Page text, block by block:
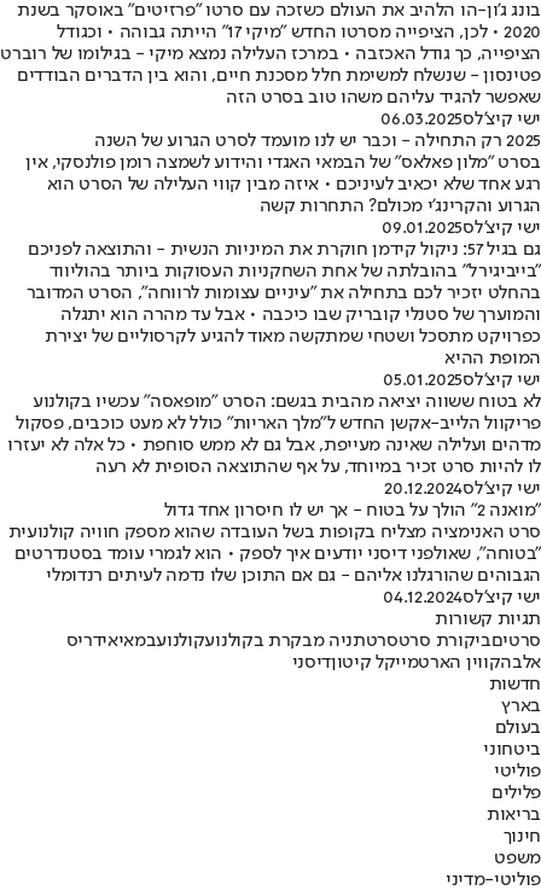
בונג ג'ון-הו הלהיב את העולם כשזכה עם סרטו "פרזיטים" באוסקר בשנת
2020 • לכן, הציפייה מסרטו החדש "מיקי 17" הייתה גבוהה • וכגודל
הציפייה, כך גודל האכזבה • במרכז העלילה נמצא מיקי - בגילומו של רוברט
פטינסון - שנשלח למשימת חלל מסכנת חיים, והוא בין הדברים הבודדים
שאפשר להגיד עליהם משהו טוב בסרט הזה
ישי קיצ'לס06.03.2025
2025 רק התחילה - וכבר יש לנו מועמד לסרט הגרוע של השנה
בסרט "מלון פאלאס" של הבמאי האגדי והידוע לשמצה רומן פולנסקי, אין
רגע אחד שלא יכאיב לעיניכם • איזה מבין קווי העלילה של הסרט הוא
הגרוע והקרינג'י מכולם? התחרות קשה
ישי קיצ'לס09.01.2025
גם בגיל 57: ניקול קידמן חוקרת את המיניות הנשית - והתוצאה לפניכם
"בייביגירל" בהובלתה של אחת השחקניות העסוקות ביותר בהוליווד
בהחלט יזכיר לכם בתחילה את "עיניים עצומות לרווחה", הסרט המדובר
והמוערך של סטנלי קובריק שבו כיכבה • אבל עד מהרה הוא יתגלה
כפרויקט מתסכל ושטחי שמתקשה מאוד להגיע לקרסוליים של יצירת
המופת ההיא
ישי קיצ'לס05.01.2025
לא בטוח ששווה יציאה מהבית בגשם: הסרט "מופאסה" עכשיו בקולנוע
פריקוול הלייב-אקשן החדש ל"מלך האריות" כולל לא מעט כוכבים, פסקול
מדהים ועלילה שאינה מעייפת, אבל גם לא ממש סוחפת • כל אלה לא יעזרו
לו להיות סרט זכיר במיוחד, על אף שהתוצאה הסופית לא רעה
ישי קיצ'לס20.12.2024
"מואנה 2" הולך על בטוח - אך יש לו חיסרון אחד גדול
סרט האנימציה מצליח בקופות בשל העובדה שהוא מספק חוויה קולנועית
"בטוחה", שאולפני דיסני יודעים איך לספק • הוא לגמרי עומד בסטנדרטים
הגבוהים שהורגלנו אליהם - גם אם התוכן שלו נדמה לעיתים רנדומלי
ישי קיצ'לס04.12.2024
תגיות קשורות
סרטיםביקורת סרטסרטתניה מבקרת בקולנועקולנועבמאיאידריס
אלבהקווין הארטמייקל קיטוןדיסני
חדשות
בארץ
בעולם
ביטחוני
פוליטי
פלילים
בריאות
חינוך
משפט
פוליטי-מדיני